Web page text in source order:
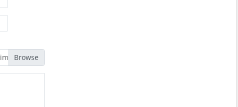
jpg, gif, png türündeki resimleri seçmelisiniz